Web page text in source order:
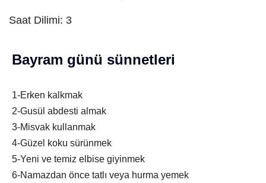
Saat Dilimi: 3
Bayram günü sünnetleri
1-Erken kalkmak
2-Gusül abdesti almak
3-Misvak kullanmak
4-Güzel koku sürünmek
5-Yeni ve temiz elbise giyinmek
6-Namazdan önce tatlı veya hurma yemek